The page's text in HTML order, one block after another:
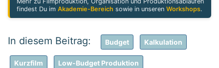
findest Du imAkademie-Bereich sowie in unserenWorkshops.
Budget Kalkulation
Kurzfilm Low-Budget Produktion